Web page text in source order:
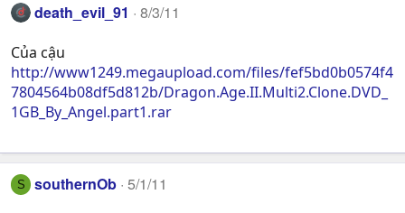
death_evil_91 8/3/11
Của cậu
http://www1249.megaupload.com/files/fef5bd0b0574f4
7804564b08df5d812b/Dragon.Age.II.Multi2.Clone.DVD_
1GB_By_Angel.part1.rar
S southernOb 5/1/11